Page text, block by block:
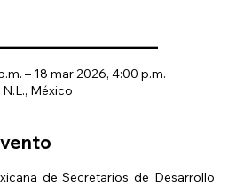
– 18 mar 2026, 4:00 p.m.
México
de Secretarios de Desarrollo